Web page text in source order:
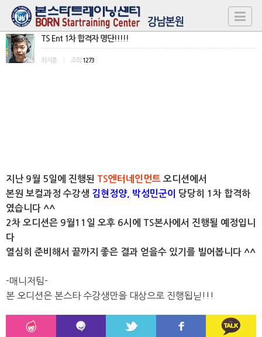
TS Ent 1차 합격자 명단!!!!!
최지훈 조회 1273
지난 9월 5일에 진행된 TS엔터네인먼트 오디션에서
본원 보컬과정 수강생 김현정양, 박성민군이 당당히 1차 합격하
였습니다 ^^
2차 오디션은 9월11일 오후 6시에 TS본사에서 진행될 예정입니
다
열심히 준비해서 끝까지 좋은 결과 얻을수 있기를 빌어봅니다 ^^
-매니저팀-
본 오디션은 본스타 수강생만을 대상으로 진행됩닏!!!